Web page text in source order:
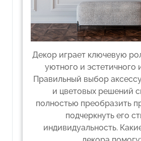
Декор играет ключевую
уютного и эстетичного
Правильный выбор
и цветовых решений
полностью преобразить
подчеркнуть его
индивидуальность.